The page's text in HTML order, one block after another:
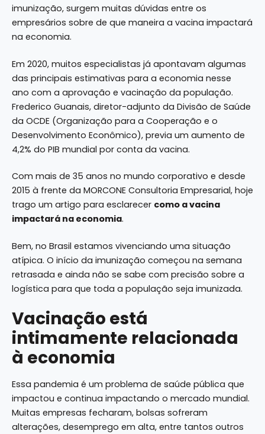
imunização, surgem muitas dúvidas entre os
empresários sobre de que maneira a vacina impactará
na economia.
Em 2020, muitos especialistas já apontavam algumas
das principais estimativas para a economia nesse
ano com a aprovação e vacinação da população.
Frederico Guanais, diretor-adjunto da Divisão de Saúde
da OCDE (Organização para a Cooperação e o
Desenvolvimento Econômico), previa um aumento de
4,2% do PIB mundial por conta da vacina.
Com mais de 35 anos no mundo corporativo e desde
2015 à frente da MORCONE Consultoria Empresarial, hoje
trago um artigo para esclarecer como a vacina
impactará na economia.
Bem, no Brasil estamos vivenciando uma situação
atípica. O início da imunização começou na semana
retrasada e ainda não se sabe com precisão sobre a
logística para que toda a população seja imunizada.
Vacinação está
intimamente relacionada
à economia
Essa pandemia é um problema de saúde pública que
impactou e continua impactando o mercado mundial.
Muitas empresas fecharam, bolsas sofreram
alterações, desemprego em alta, entre tantos outros